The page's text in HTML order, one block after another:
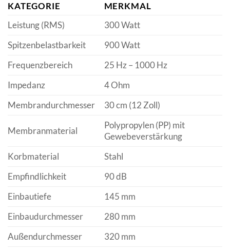
KATEGORIE
MERKMAL
Leistung (RMS)
300 Watt
Spitzenbelastbarkeit
900 Watt
Frequenzbereich
25 Hz – 1000 Hz
Impedanz
4 Ohm
Membrandurchmesser
30 cm (12 Zoll)
Membranmaterial
Polypropylen (PP) mit
Gewebeverstärkung
Korbmaterial
Stahl
Empfindlichkeit
90 dB
Einbautiefe
145 mm
Einbaudurchmesser
280 mm
Außendurchmesser
320 mm